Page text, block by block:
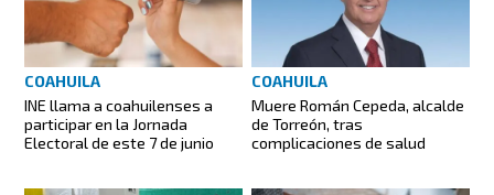
COAHUILA
INE llama a coahuilenses a
participar en la Jornada
Electoral de este 7 de junio
COAHUILA
Muere Román Cepeda, alcalde
de Torreón, tras
complicaciones de salud